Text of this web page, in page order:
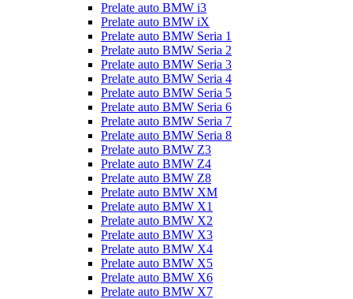
Prelate auto BMW i3
Prelate auto BMW iX
Prelate auto BMW Seria 1
Prelate auto BMW Seria 2
Prelate auto BMW Seria 3
Prelate auto BMW Seria 4
Prelate auto BMW Seria 5
Prelate auto BMW Seria 6
Prelate auto BMW Seria 7
Prelate auto BMW Seria 8
Prelate auto BMW Z3
Prelate auto BMW Z4
Prelate auto BMW Z8
Prelate auto BMW XM
Prelate auto BMW X1
Prelate auto BMW X2
Prelate auto BMW X3
Prelate auto BMW X4
Prelate auto BMW X5
Prelate auto BMW X6
Prelate auto BMW X7